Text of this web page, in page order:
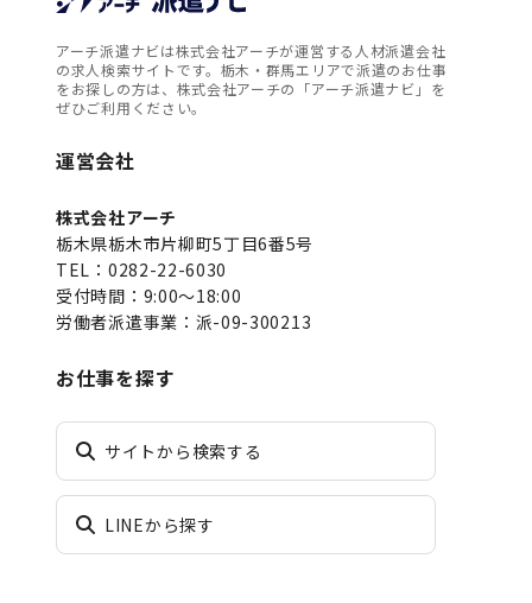
アーチ派遣ナビは株式会社アーチが運営する人材派遣会社
の求人検索サイトです。栃木・群馬エリアで派遣のお仕事
をお探しの方は、株式会社アーチの「アーチ派遣ナビ」を
ぜひご利用ください。
運営会社
株式会社アーチ
栃木県栃木市片柳町5丁目6番5号
TEL：0282-22-6030
受付時間：9:00～18:00
労働者派遣事業：派-09-300213
お仕事を探す
サイトから検索する
LINEから探す